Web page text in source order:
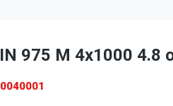
975 M 4x1000 4.8